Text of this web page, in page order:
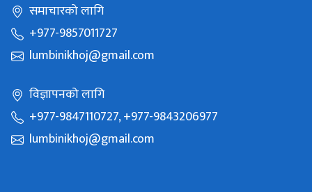
समाचारको लागि
+977-9857011727
lumbinikhoj@gmail.com
विज्ञापनको लागि
+977-9847110727, +977-9843206977
lumbinikhoj@gmail.com